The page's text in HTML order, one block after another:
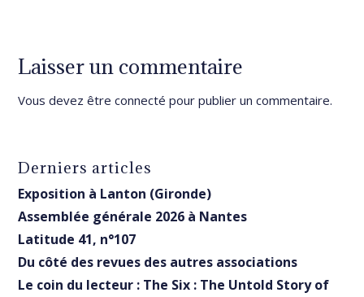
Laisser un commentaire
Vous devez êtreconnecté pour publier un commentaire.
Derniers articles
Exposition à Lanton (Gironde)
Assemblée générale 2026 à Nantes
Latitude 41, n°107
Du côté des revues des autres associations
Le coin du lecteur : The Six : The Untold Story of